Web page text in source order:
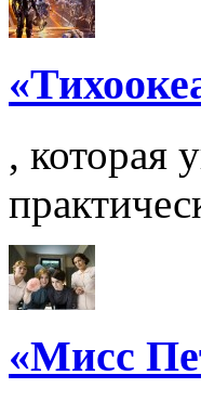
, которая
«Мисс